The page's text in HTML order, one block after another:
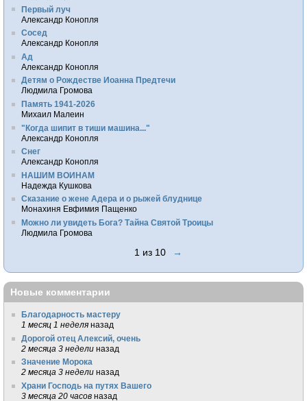
Первый луч
Александр Конопля
Сосед
Александр Конопля
Ад
Александр Конопля
Детям о Рождестве Иоанна Предтечи
Людмила Громова
Память 1941-2026
Михаил Малеин
"Когда шипит в тиши машина..."
Александр Конопля
Снег
Александр Конопля
НАШИМ ВОИНАМ
Надежда Кушкова
Сказание о жене Адера и о рыжей блуднице
Монахиня Евфимия Пащенко
Можно ли увидеть Бога? Тайна Святой Троицы
Людмила Громова
1 из 10 →
Новые комментарии
Благодарность мастеру
1 месяц 1 неделя назад
Дорогой отец Алексий, очень
2 месяца 3 недели назад
Значение Морока
2 месяца 3 недели назад
Храни Господь на путях Вашего
3 месяца 20 часов назад